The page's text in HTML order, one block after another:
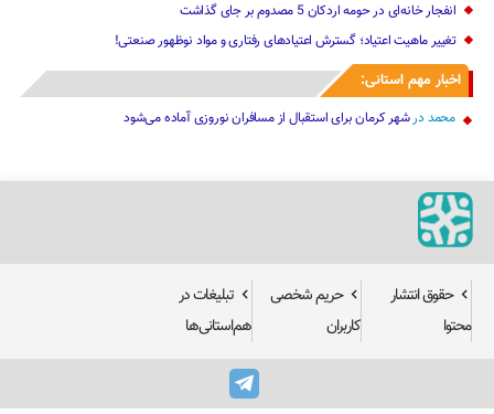
انفجار خانه‌ای در حومه اردکان 5 مصدوم بر جای گذاشت
تغییر ماهیت ‌اعتیاد؛ گسترش اعتیادهای رفتاری و مواد نوظهور صنعتی!
اخبار مهم استانی:
محمد درشهر کرمان برای استقبال از مسافران نوروزی آماده می‌شود
حقوق انتشار
محتوا
حریم شخصی
کاربران
تبلیغات در
هم‌استانی‌ها